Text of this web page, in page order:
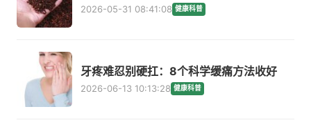
2026-05-31 08:41:08 健康科普
牙疼难忍别硬扛：8个科学缓痛方法收好
2026-06-13 10:13:28 健康科普